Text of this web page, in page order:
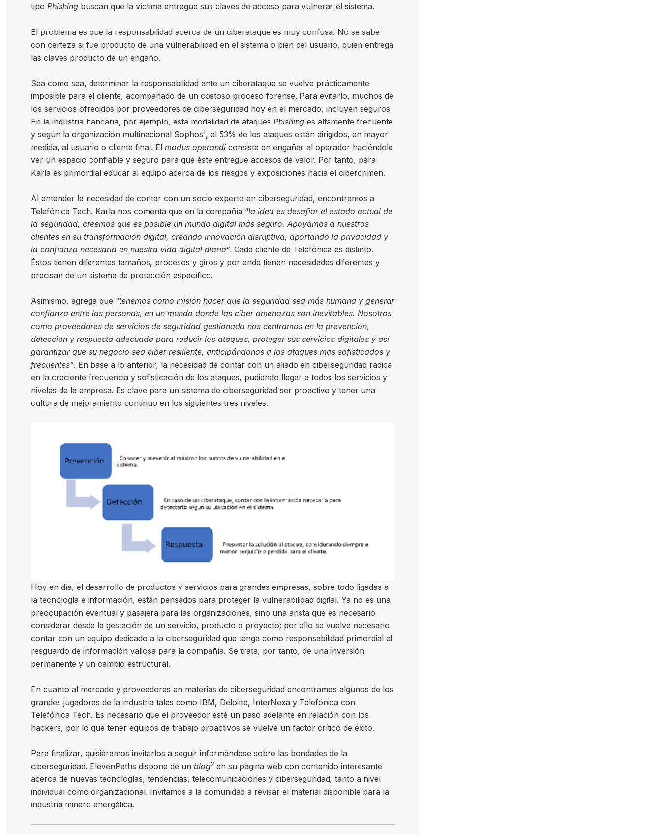
tipo Phishing buscan que la víctima entregue sus claves de acceso para vulnerar el sistema.
El problema es que la responsabilidad acerca de un ciberataque es muy confusa. No se sabe
con certeza si fue producto de una vulnerabilidad en el sistema o bien del usuario, quien entrega
las claves producto de un engaño.
Sea como sea, determinar la responsabilidad ante un ciberataque se vuelve prácticamente
imposible para el cliente, acompañado de un costoso proceso forense. Para evitarlo, muchos de
los servicios ofrecidos por proveedores de ciberseguridad hoy en el mercado, incluyen seguros.
En la industria bancaria, por ejemplo, esta modalidad de ataques Phishing es altamente frecuente
y según la organización multinacional Sophos1, el 53% de los ataques están dirigidos, en mayor
medida, al usuario o cliente final. El modus operandi consiste en engañar al operador haciéndole
ver un espacio confiable y seguro para que éste entregue accesos de valor. Por tanto, para
Karla es primordial educar al equipo acerca de los riesgos y exposiciones hacia el cibercrimen.
Al entender la necesidad de contar con un socio experto en ciberseguridad, encontramos a
Telefónica Tech. Karla nos comenta que en la compañía “la idea es desafiar el estado actual de
la seguridad, creemos que es posible un mundo digital más seguro. Apoyamos a nuestros
clientes en su transformación digital, creando innovación disruptiva, aportando la privacidad y
la confianza necesaria en nuestra vida digital diaria”. Cada cliente de Telefónica es distinto.
Éstos tienen diferentes tamaños, procesos y giros y por ende tienen necesidades diferentes y
precisan de un sistema de protección específico.
Asimismo, agrega que “tenemos como misión hacer que la seguridad sea más humana y generar
confianza entre las personas, en un mundo donde las ciber amenazas son inevitables. Nosotros
como proveedores de servicios de seguridad gestionada nos centramos en la prevención,
detección y respuesta adecuada para reducir los ataques, proteger sus servicios digitales y así
garantizar que su negocio sea ciber resiliente, anticipándonos a los ataques más sofisticados y
frecuentes”. En base a lo anterior, la necesidad de contar con un aliado en ciberseguridad radica
en la creciente frecuencia y sofisticación de los ataques, pudiendo llegar a todos los servicios y
niveles de la empresa. Es clave para un sistema de ciberseguridad ser proactivo y tener una
cultura de mejoramiento continuo en los siguientes tres niveles:
Hoy en día, el desarrollo de productos y servicios para grandes empresas, sobre todo ligadas a
la tecnología e información, están pensados para proteger la vulnerabilidad digital. Ya no es una
preocupación eventual y pasajera para las organizaciones, sino una arista que es necesario
considerar desde la gestación de un servicio, producto o proyecto; por ello se vuelve necesario
contar con un equipo dedicado a la ciberseguridad que tenga como responsabilidad primordial el
resguardo de información valiosa para la compañía. Se trata, por tanto, de una inversión
permanente y un cambio estructural.
En cuanto al mercado y proveedores en materias de ciberseguridad encontramos algunos de los
grandes jugadores de la industria tales como IBM, Deloitte, InterNexa y Telefónica con
Telefónica Tech. Es necesario que el proveedor esté un paso adelante en relación con los
hackers, por lo que tener equipos de trabajo proactivos se vuelve un factor crítico de éxito.
Para finalizar, quisiéramos invitarlos a seguir informándose sobre las bondades de la
ciberseguridad. ElevenPaths dispone de un blog2 en su página web con contenido interesante
acerca de nuevas tecnologías, tendencias, telecomunicaciones y ciberseguridad, tanto a nivel
individual como organizacional. Invitamos a la comunidad a revisar el material disponible para la
industria minero energética.